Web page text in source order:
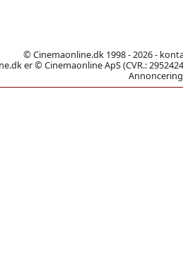
© Cinemaonline.dk 1998 - 2026 -
er © Cinemaonline ApS (CVR.: